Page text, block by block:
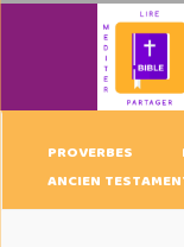
PROVERBES
ANCIEN